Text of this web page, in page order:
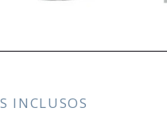
INCLUSOS